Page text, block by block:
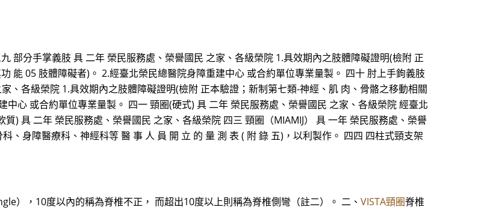
部分手掌義肢 具 二年 榮民服務處、榮譽國民 之家、各級榮院 1.具效期內之肢體障礙證明(檢附 正
能 05 肢體障礙者)。 2.經臺北榮民總醫院身障重建中心 或合約單位專業量製。 四十 肘上手鉤義肢
、各級榮院 1.具效期內之肢體障礙證明(檢附 正本驗證；新制第七類-神經、肌 肉、骨骼之移動相關
心 或合約單位專業量製。 四一 頸圈(硬式) 具 二年 榮民服務處、榮譽國民 之家、各級榮院 經臺北
) 具 二年 榮民服務處、榮譽國民 之家、各級榮院 四三 頸圈（MIAMIJ） 具 一年 榮民服務處、榮譽
、身障醫療科、神經科等 醫 事 人 員 開 立 的 量 測 表 ( 附 錄 五)，以利製作。 四四 四柱式頸支架
），10度以內的稱為脊椎不正， 而超出10度以上則稱為脊椎側彎（註二）。 二、 VISTA頸圈脊椎